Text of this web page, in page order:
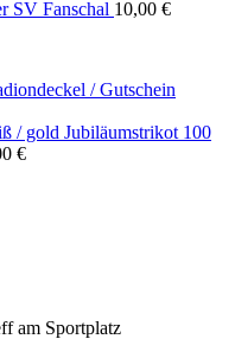
SV Fanschal 10,00 €
/ Gutschein
Jubiläumstrikot 100
€Preisspanne:
am Sportplatz